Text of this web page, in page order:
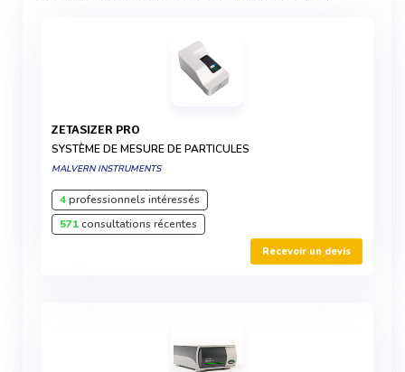
ZETASIZER PRO
SYSTÈME DE MESURE DE PARTICULES
MALVERN INSTRUMENTS
4professionnels intéressés
571consultations récentes
Recevoir un devis